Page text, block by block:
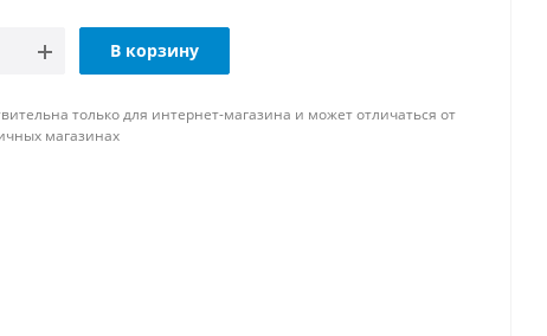
В корзину
только для интернет-магазина и может отличаться от
магазинах